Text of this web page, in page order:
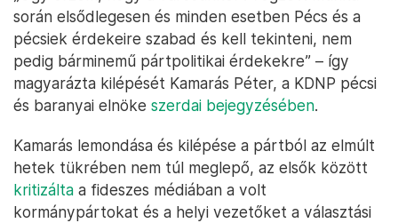
során elsődlegesen és minden esetben Pécs és a
pécsiek érdekeire szabad és kell tekinteni, nem
pedig bárminemű pártpolitikai érdekekre” – így
magyarázta kilépését Kamarás Péter, a KDNP pécsi
és baranyai elnöke szerdai bejegyzésében.
Kamarás lemondása és kilépése a pártból az elmúlt
hetek tükrében nem túl meglepő, az elsők között
kritizálta a fideszes médiában a volt
kormánypártokat és a helyi vezetőket a választási